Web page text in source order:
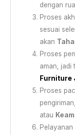
dengan
Proses
sesuai
akan
Proses
aman, jadi
Furniture
Proses
atau